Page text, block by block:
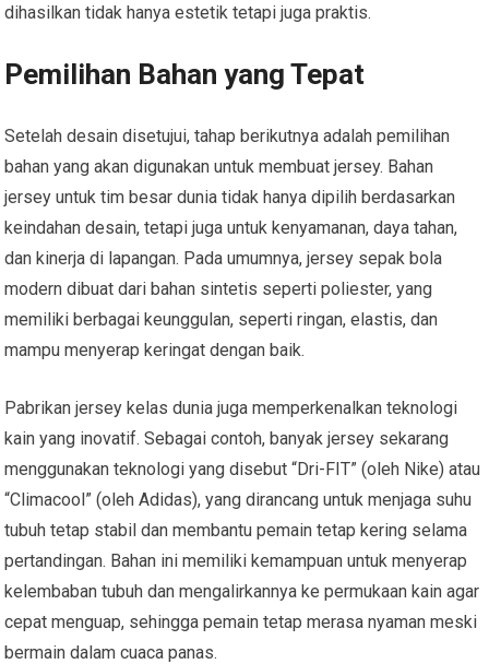
dihasilkan tidak hanya estetik tetapi juga praktis.
Pemilihan Bahan yang Tepat
Setelah desain disetujui, tahap berikutnya adalah pemilihan
bahan yang akan digunakan untuk membuat jersey. Bahan
jersey untuk tim besar dunia tidak hanya dipilih berdasarkan
keindahan desain, tetapi juga untuk kenyamanan, daya tahan,
dan kinerja di lapangan. Pada umumnya, jersey sepak bola
modern dibuat dari bahan sintetis seperti poliester, yang
memiliki berbagai keunggulan, seperti ringan, elastis, dan
mampu menyerap keringat dengan baik.
Pabrikan jersey kelas dunia juga memperkenalkan teknologi
kain yang inovatif. Sebagai contoh, banyak jersey sekarang
menggunakan teknologi yang disebut “Dri-FIT” (oleh Nike) atau
“Climacool” (oleh Adidas), yang dirancang untuk menjaga suhu
tubuh tetap stabil dan membantu pemain tetap kering selama
pertandingan. Bahan ini memiliki kemampuan untuk menyerap
kelembaban tubuh dan mengalirkannya ke permukaan kain agar
cepat menguap, sehingga pemain tetap merasa nyaman meski
bermain dalam cuaca panas.